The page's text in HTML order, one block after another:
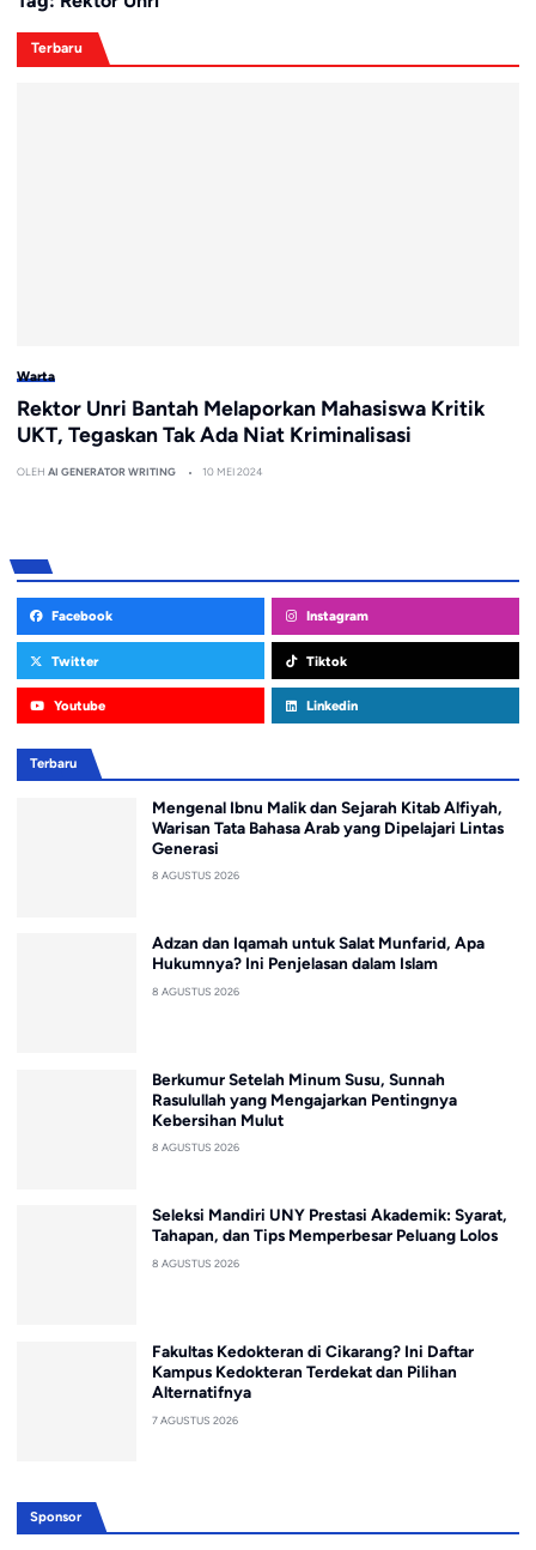
Terbaru
Warta
Rektor Unri Bantah Melaporkan Mahasiswa Kritik
UKT, Tegaskan Tak Ada Niat Kriminalisasi
OLEH AI GENERATOR WRITING 10 MEI 2024
Facebook Instagram
Twitter Tiktok
Youtube Linkedin
Terbaru
Mengenal Ibnu Malik dan Sejarah Kitab Alfiyah,
Warisan Tata Bahasa Arab yang Dipelajari Lintas
Generasi
8 AGUSTUS 2026
Adzan dan Iqamah untuk Salat Munfarid, Apa
Hukumnya? Ini Penjelasan dalam Islam
8 AGUSTUS 2026
Berkumur Setelah Minum Susu, Sunnah
Rasulullah yang Mengajarkan Pentingnya
Kebersihan Mulut
8 AGUSTUS 2026
Seleksi Mandiri UNY Prestasi Akademik: Syarat,
Tahapan, dan Tips Memperbesar Peluang Lolos
8 AGUSTUS 2026
Fakultas Kedokteran di Cikarang? Ini Daftar
Kampus Kedokteran Terdekat dan Pilihan
Alternatifnya
7 AGUSTUS 2026
Sponsor